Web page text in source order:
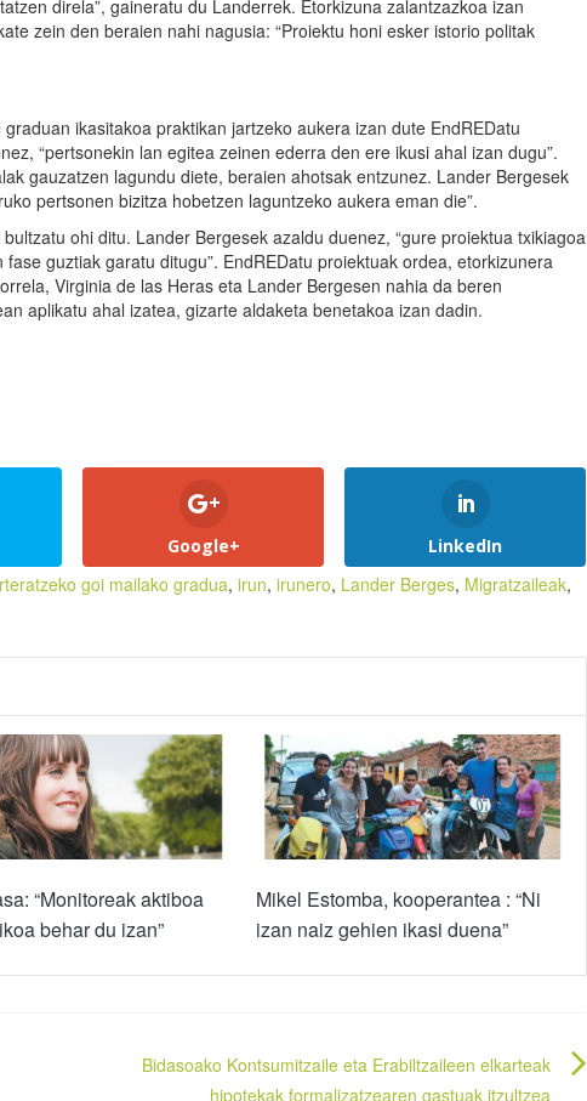
direla”, gaineratu du Landerrek. Etorkizuna zalantzazkoa izan
zein den beraien nahi nagusia: “Proiektu honi esker istorio politak
ikasitakoa praktikan jartzeko aukera izan dute EndREDatu
“pertsonekin lan egitea zeinen ederra den ere ikusi ahal izan dugu”.
gauzatzen lagundu diete, beraien ahotsak entzunez. Lander Bergesek
pertsonen bizitza hobetzen laguntzeko aukera eman die”.
ohi ditu. Lander Bergesek azaldu duenez, “gure proiektua txikiagoa
guztiak garatu ditugu”. EndREDatu proiektuak ordea, etorkizunera
Virginia de las Heras eta Lander Bergesen nahia da beren
aplikatu ahal izatea, gizarte aldaketa benetakoa izan dadin.
Google+ LinkedIn
goi mailako gradua, irun, irunero, Lander Berges, Migratzaileak,
“Monitoreak aktiboa
behar du izan”
Mikel Estomba, kooperantea : “Ni
izan naiz gehien ikasi duena”
Bidasoako Kontsumitzaile eta Erabiltzaileen elkarteak
hipotekak formalizatzearen gastuak itzultzea